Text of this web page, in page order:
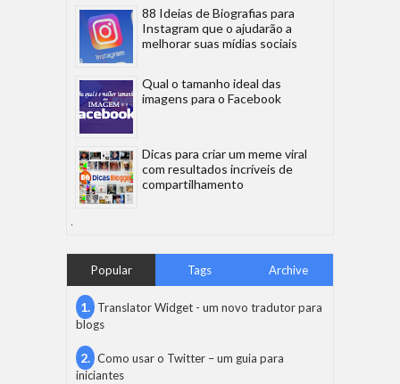
88 Ideias de Biografias para
Instagram que o ajudarão a
melhorar suas mídias sociais
Qual o tamanho ideal das
imagens para o Facebook
Dicas para criar um meme viral
com resultados incríveis de
compartilhamento
Popular Tags Archive
Translator Widget - um novo tradutor para
blogs
Como usar o Twitter – um guia para
iniciantes